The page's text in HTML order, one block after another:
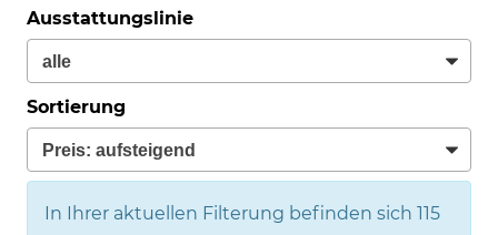
Ausstattungslinie
Sortierung
In Ihrer aktuellen Filterung befinden sich 115